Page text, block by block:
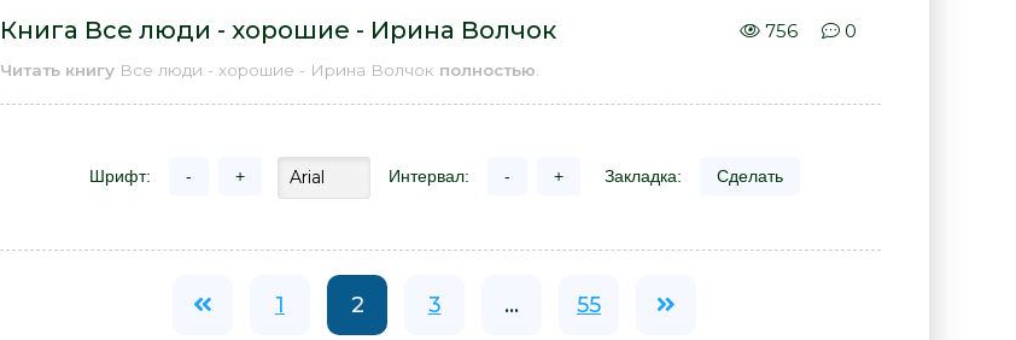
Книга Все люди - хорошие - Ирина Волчок 756 0
Читать книгу Все люди - хорошие - Ирина Волчок полностью
Шрифт: - + Интервал: - + Закладка: Сделать
1 2 3 ... 55